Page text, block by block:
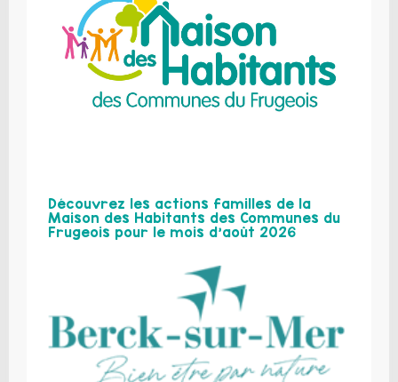
Découvrez les actions familles de la
Maison des Habitants des Communes du
Frugeois pour le mois d’août 2026